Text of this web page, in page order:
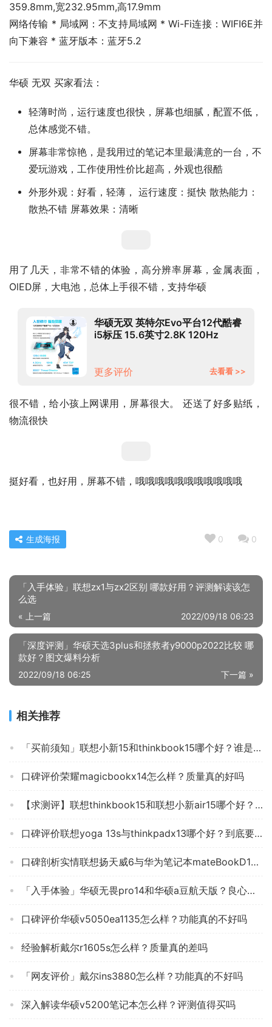
359.8mm,宽232.95mm,高17.9mm
网络传输 * 局域网：不支持局域网 * Wi-Fi连接：WIFI6E并
向下兼容 * 蓝牙版本：蓝牙5.2
华硕 无双 买家看法：
轻薄时尚，运行速度也很快，屏幕也细腻，配置不低，
总体感觉不错。
屏幕非常惊艳，是我用过的笔记本里最满意的一台，不
爱玩游戏，工作使用性价比超高，外观也很酷
外形外观：好看，轻薄， 运行速度：挺快 散热能力：
散热不错 屏幕效果：清晰
OlED屏，大电池，总体上手很不错，支持华硕
i5标压 15.6英寸2.8K 120Hz
OLED轻薄高性能笔记本电脑(i5-
12500H 16G 512G)
物流很快
么选
« 上一篇
「深度评测」华硕天选3plus和拯救者y9000p2022比较 哪
款好？图文爆料分析
2022/09/18 06:25
口碑评价荣耀magicbookx14怎么样？质量真的好吗
口碑剖析实情联想扬天威6与华为笔记本mateBookD14哪个好？良心点评配置区别
口碑评价华硕v5050ea1135怎么样？功能真的不好吗
经验解析戴尔r1605s怎么样？质量真的差吗
「网友评价」戴尔ins3880怎么样？功能真的不好吗
深入解读华硕v5200笔记本怎么样？评测值得买吗